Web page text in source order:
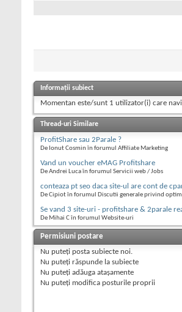
Informații subiect
Momentan este/sunt 1 utilizator(i) care
Thread-uri Similare
ProfitShare sau 2Parale ?
De Ionut Cosmin în forumul Affiliate Marketing
Vand un voucher eMAG Profitshare
De Andrei Luca în forumul Servicii web / Jobs
conteaza pt seo daca site-ul are cont de
De Cipiot în forumul Discutii generale privind
Se vand 3 site-uri - profitshare & 2parale
De Mihai C în forumul Website-uri
Permisiuni postare
Nu puteţi posta subiecte noi.
Nu puteţi răspunde la subiecte
Nu puteţi adăuga ataşamente
Nu puteţi modifica posturile proprii